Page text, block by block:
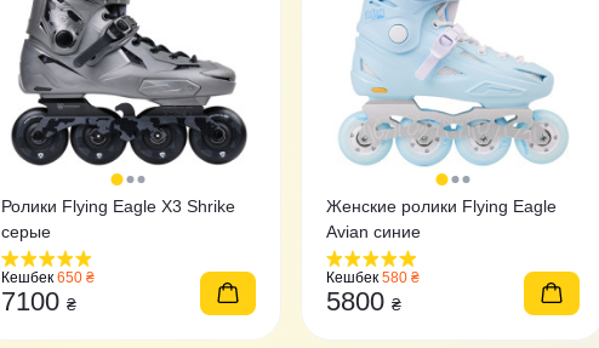
Ролики Flying Eagle X3 Shrike
серые
Кешбек 650 ₴
7100₴
Женские ролики Flying Eagle
Avian синие
Кешбек 580 ₴
5800 ₴